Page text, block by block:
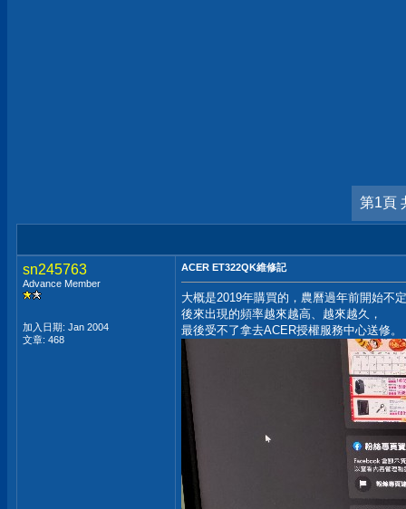
第1頁
sn245763
Advance Member
加入日期: Jan 2004
文章: 468
ACER ET322QK維修記
大概是2019年購買的，農曆過年前開始不
後來出現的頻率越來越高、越來越久，
最後受不了拿去ACER授權服務中心送修。